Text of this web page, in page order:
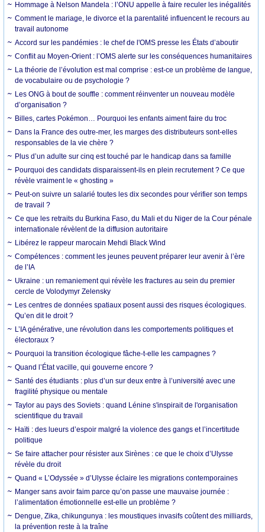
Hommage à Nelson Mandela : l’ONU appelle à faire reculer les inégalités
Comment le mariage, le divorce et la parentalité influencent le recours au
travail autonome
Accord sur les pandémies : le chef de l'OMS presse les États d’aboutir
Conflit au Moyen-Orient : l’OMS alerte sur les conséquences humanitaires
La théorie de l’évolution est mal comprise : est-ce un problème de langue,
de vocabulaire ou de psychologie ?
Les ONG à bout de souffle : comment réinventer un nouveau modèle
d’organisation ?
Billes, cartes Pokémon… Pourquoi les enfants aiment faire du troc
Dans la France des outre-mer, les marges des distributeurs sont-elles
responsables de la vie chère ?
Plus d’un adulte sur cinq est touché par le handicap dans sa famille
Pourquoi des candidats disparaissent-ils en plein recrutement ? Ce que
révèle vraiment le « ghosting »
Peut-on suivre un salarié toutes les dix secondes pour vérifier son temps
de travail ?
Ce que les retraits du Burkina Faso, du Mali et du Niger de la Cour pénale
internationale révèlent de la diffusion autoritaire
Libérez le rappeur marocain Mehdi Black Wind
Compétences : comment les jeunes peuvent préparer leur avenir à l’ère
de l’IA
Ukraine : un remaniement qui révèle les fractures au sein du premier
cercle de Volodymyr Zelensky
Les centres de données spatiaux posent aussi des risques écologiques.
Qu’en dit le droit ?
L’IA générative, une révolution dans les comportements politiques et
électoraux ?
Pourquoi la transition écologique fâche-t-elle les campagnes ?
Quand l’État vacille, qui gouverne encore ?
Santé des étudiants : plus d’un sur deux entre à l’université avec une
fragilité physique ou mentale
Taylor au pays des Soviets : quand Lénine s'inspirait de l'organisation
scientifique du travail
Haïti : des lueurs d’espoir malgré la violence des gangs et l’incertitude
politique
Se faire attacher pour résister aux Sirènes : ce que le choix d’Ulysse
révèle du droit
Quand « L’Odyssée » d’Ulysse éclaire les migrations contemporaines
Manger sans avoir faim parce qu’on passe une mauvaise journée :
l’alimentation émotionnelle est-elle un problème ?
Dengue, Zika, chikungunya : les moustiques invasifs coûtent des milliards,
la prévention reste à la traîne